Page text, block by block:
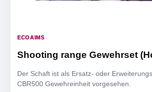
ECOAIMS
Shooting range Gewehrset
Der Schaft ist als Ersatz- oder
CBR500 Gewehreinheit vorgesehen.